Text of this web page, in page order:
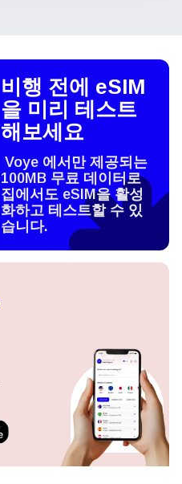
비행 전에 eSIM
을 미리 테스트
해보세요
Voye 에서만 제공되는
100MB 무료 데이터로
집에서도 eSIM을 활성
화하고 테스트할 수 있
습니다.